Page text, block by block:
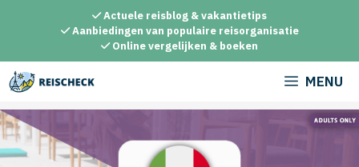
inhoud
Actuele reisblog & vakantietips
Aanbiedingen van populaire reisorganisatie
Online vergelijken & boeken
MENU